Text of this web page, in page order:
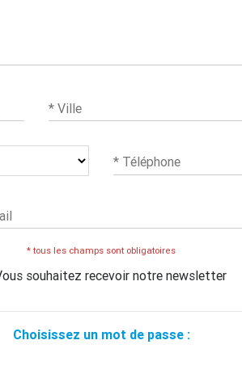
* Ville
* Téléphone
* tous les champs sont obligatoires
souhaitez recevoir notre newsletter
Choisissez un mot de passe :